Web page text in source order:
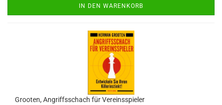
IN DEN WARENKORB
Grooten, Angriffsschach für Vereinsspieler